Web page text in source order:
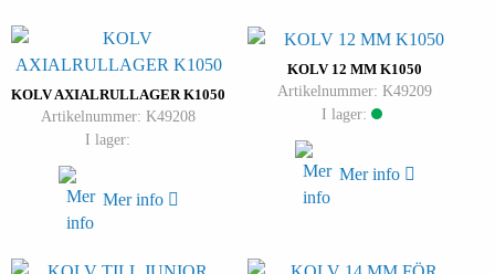
KOLV AXIALRULLAGER K1050
Artikelnummer: K49208
I lager:
Mer info
KOLV 12 MM K1050
Artikelnummer: K49209
I lager:
Mer info